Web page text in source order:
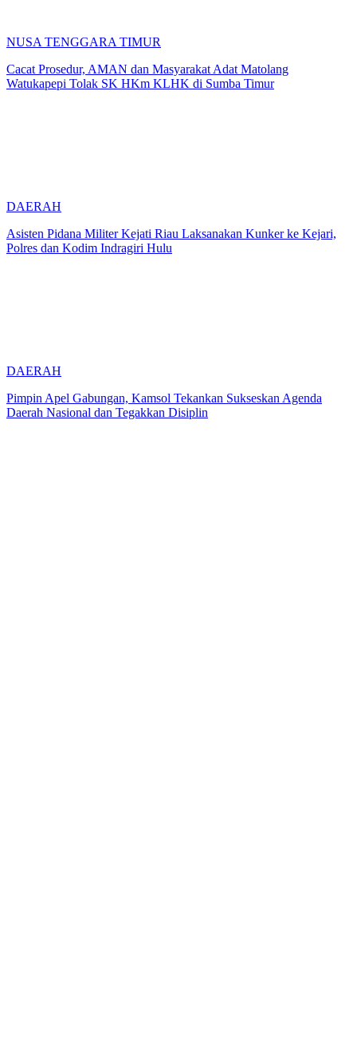
NUSA TENGGARA TIMUR
Cacat Prosedur, AMAN dan Masyarakat Adat Matolang
Watukapepi Tolak SK HKm KLHK di Sumba Timur
DAERAH
Asisten Pidana Militer Kejati Riau Laksanakan Kunker ke Kejari,
Polres dan Kodim Indragiri Hulu
DAERAH
Pimpin Apel Gabungan, Kamsol Tekankan Sukseskan Agenda
Daerah Nasional dan Tegakkan Disiplin